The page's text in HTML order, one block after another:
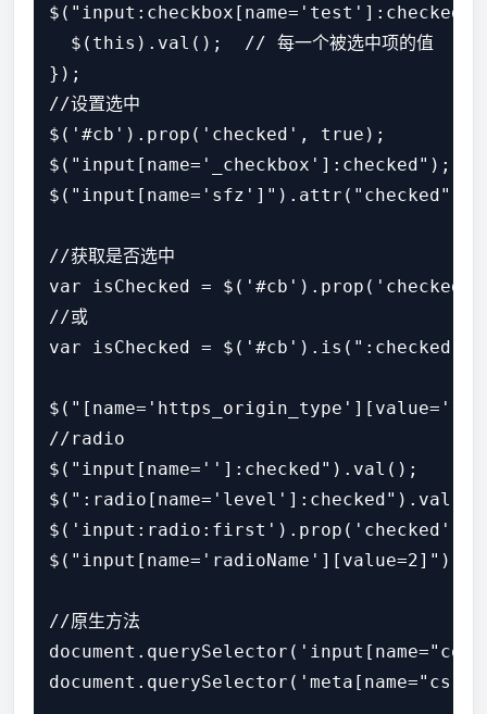
  $(this).val();  // 每一个被选中项的值
});
//设置选中
$('#cb').prop('checked', true);
$("input[name='_checkbox']:checked");
//获取是否选中
var isChecked =
//或
var isChecked = $('#cb').is(":checked");
//radio
$("input[name='']:checked").val();
$(":radio[name='level']:checked").val();
$('input:radio:first').prop('checked',
//原生方法